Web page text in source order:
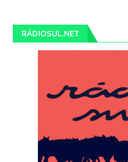
RÁDIOSUL.NET